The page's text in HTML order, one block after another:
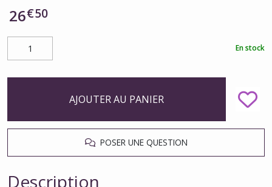
26€50
En stock
AJOUTER AU PANIER
POSER UNE QUESTION
Description